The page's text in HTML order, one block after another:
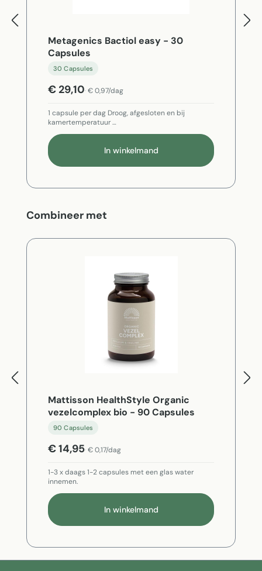
Metagenics Bactiol easy - 30
Capsules
30 Capsules
€ 29,10 € 0,97/dag
1 capsule per dag Droog, afgesloten en bij
kamertemperatuur …
In winkelmand
Productgalerij overslaan
Combineer met
Mattisson HealthStyle Organic
vezelcomplex bio - 90 Capsules
90 Capsules
€ 14,95 € 0,17/dag
1-3 x daags 1-2 capsules met een glas water
innemen.
In winkelmand